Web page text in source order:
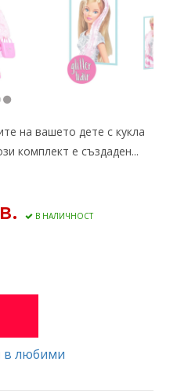
на вашето дете с кукла
комплект е създаден...
В НАЛИЧНОСТ
в любими